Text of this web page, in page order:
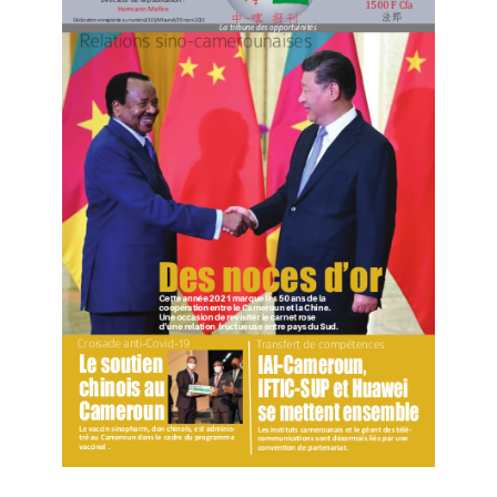
se font confiance. La Chine a toujours géré ses
relations avec la RDC conformément au principe de
justice et d’intérêt en faveur des Congolais ainsi qu’à
l’esprit de « sincérité, résultats effectifs, amitié et
bonne foi ». La coopération sino-congolaise n’est en
aucun cas mêlée d’intérêt égoïste du côté chinois,
n’est assortie d’aucune condition politique et ne
conduit jamais à une ingérence dans les affaires
intérieures de la RDC.
— Nous voulons être des partenaires stratégiques qui
coopèrent en toute solidarité. La Chine et la RDC sont
toutes les deux de grands pays en développement. La
Chine est disposée à renforcer la coordination et la
coopération avec la RDC dans les enceintes
internationales, à pratiquer conjointement un véritable